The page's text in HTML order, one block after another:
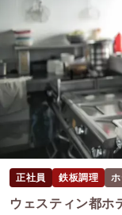
正社員 鉄板調理
ウェスティン都ホ